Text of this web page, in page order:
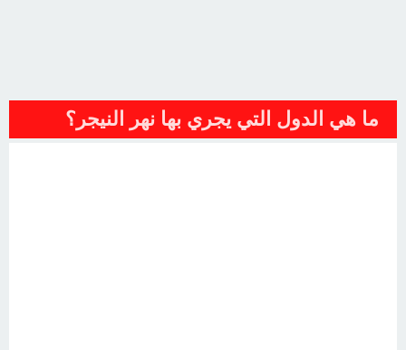
ما هي الدول التي يجري بها نهر النيجر؟